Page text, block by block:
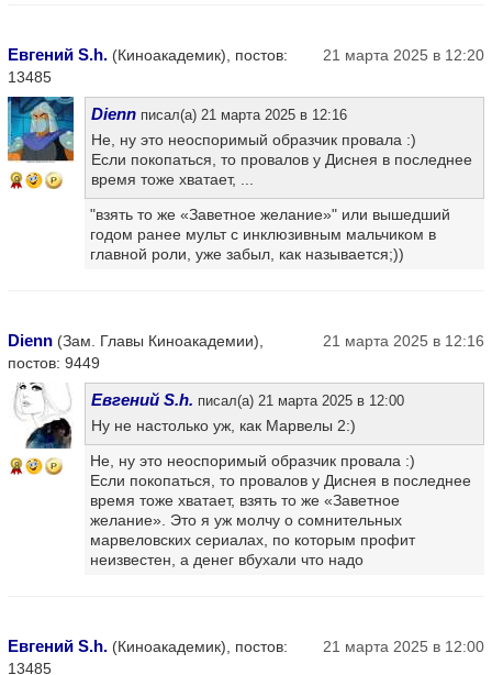
Евгений S.h. (Киноакадемик), постов:
13485
21 марта 2025 в 12:20
9
Dienn писал(а) 21 марта 2025 в 12:16
Не, ну это неоспоримый образчик провала :)
Если покопаться, то провалов у Диснея в последнее
время тоже хватает, ...
"взять то же «Заветное желание»" или вышедший
годом ранее мульт с инклюзивным мальчиком в
главной роли, уже забыл, как называется;))
Dienn (Зам. Главы Киноакадемии),
постов: 9449
21 марта 2025 в 12:16
8
Евгений S.h. писал(а) 21 марта 2025 в 12:00
Ну не настолько уж, как Марвелы 2:)
Не, ну это неоспоримый образчик провала :)
Если покопаться, то провалов у Диснея в последнее
время тоже хватает, взять то же «Заветное
желание». Это я уж молчу о сомнительных
марвеловских сериалах, по которым профит
неизвестен, а денег вбухали что надо
Евгений S.h. (Киноакадемик), постов:
13485
21 марта 2025 в 12:00